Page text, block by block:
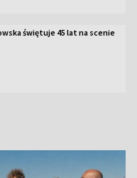
świętuje 45 lat na scenie